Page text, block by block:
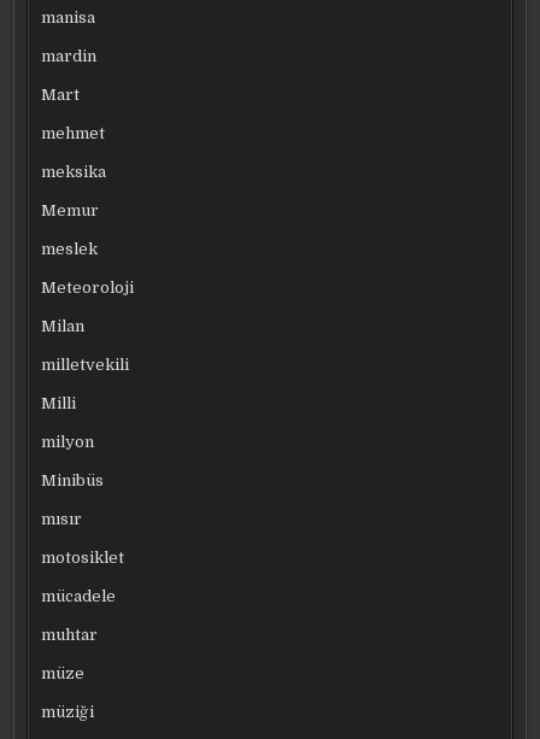
manisa
mardin
Mart
mehmet
meksika
Memur
meslek
Meteoroloji
Milan
milletvekili
Milli
milyon
Minibüs
mısır
motosiklet
mücadele
muhtar
müze
müziği